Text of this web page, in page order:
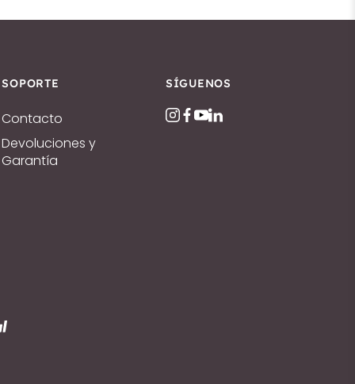
SOPORTE
Contacto
Devoluciones y
Garantía
SÍGUENOS